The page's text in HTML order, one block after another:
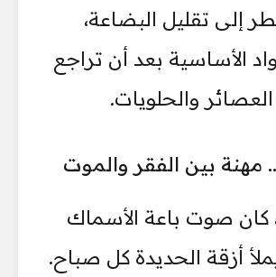
إلى تقليل البضاعة،
الأساسية بعد أن تراجع
والحلويات.
مهنة بين الفقر والموت
كان صوت باعة الأسماك
أزقة الحديدة كل صباح.